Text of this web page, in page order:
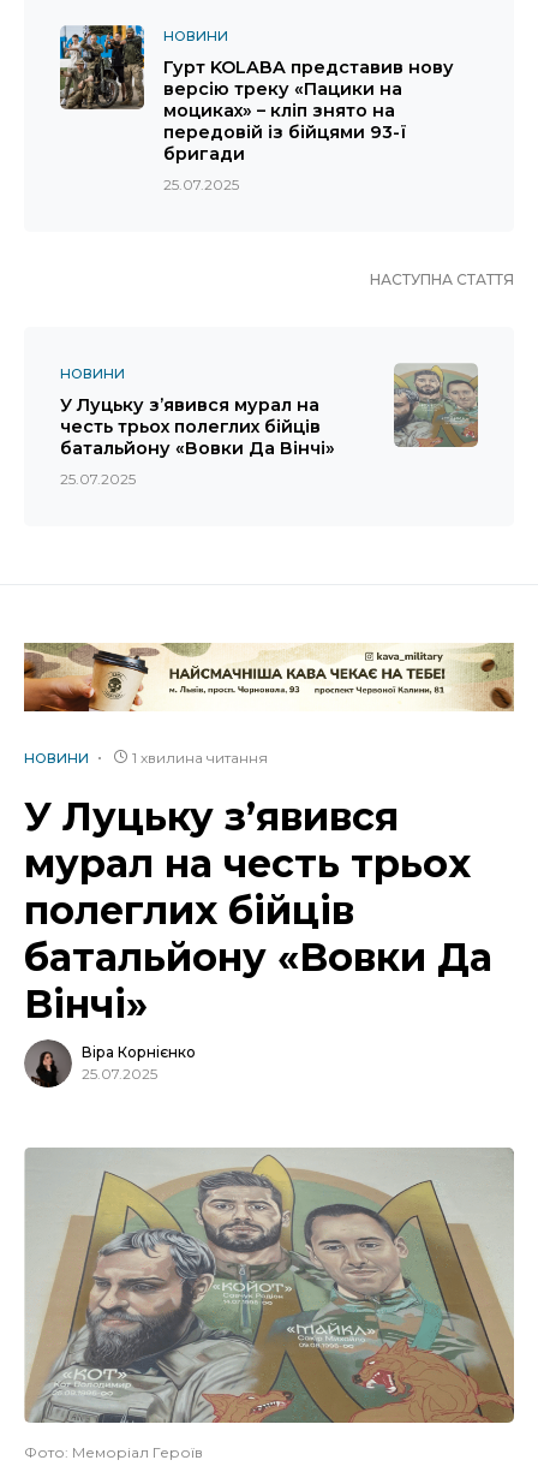
НОВИНИ
Гурт KOLABA представив нову
версію треку «Пацики на
моциках» – кліп знято на
передовій із бійцями 93-ї
бригади
25.07.2025
НАСТУПНА СТАТТЯ
НОВИНИ
У Луцьку з’явився мурал на
честь трьох полеглих бійців
батальйону «Вовки Да Вінчі»
25.07.2025
НОВИНИ 1 хвилина читання
У Луцьку з’явився
мурал на честь трьох
полеглих бійців
батальйону «Вовки Да
Вінчі»
Віра Корнієнко
25.07.2025
Фото: Меморіал Героїв